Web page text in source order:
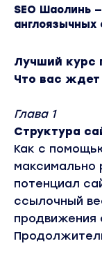
SEO Шаолинь
Лучший курс
Что вас ждет
Глава 1
Структура
Как с
максимально
потенциал
ссылочный
продвижения